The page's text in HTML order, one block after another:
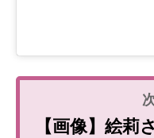
【画像】絵